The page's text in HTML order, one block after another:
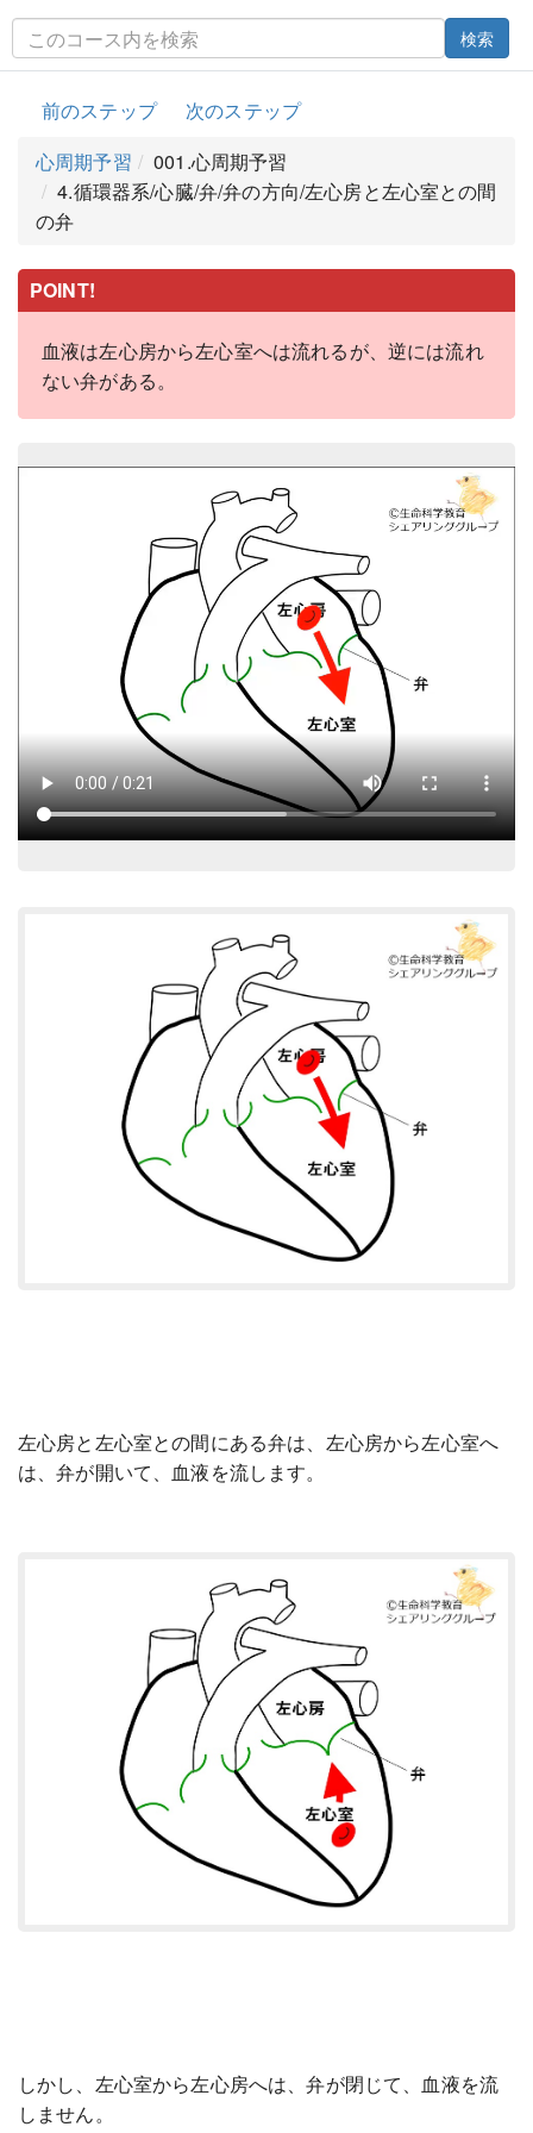
検索
前のステップ
次のステップ
心周期予習
001.心周期予習
4.循環器系/心臓/弁/弁の方向/左心房と左心室との間
の弁
POINT!
血液は左心房から左心室へは流れるが、逆には流れ
ない弁がある。
左心房と左心室との間にある弁は、左心房から左心室へ
は、弁が開いて、血液を流します。
しかし、左心室から左心房へは、弁が閉じて、血液を流
しません。